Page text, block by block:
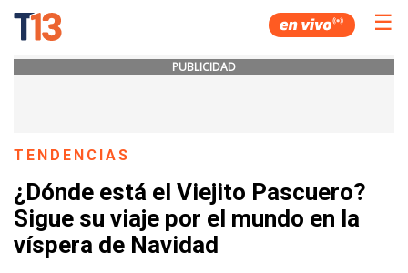
☰
PUBLICIDAD
TENDENCIAS
¿Dónde está el Viejito Pascuero?
Sigue su viaje por el mundo en la
víspera de Navidad